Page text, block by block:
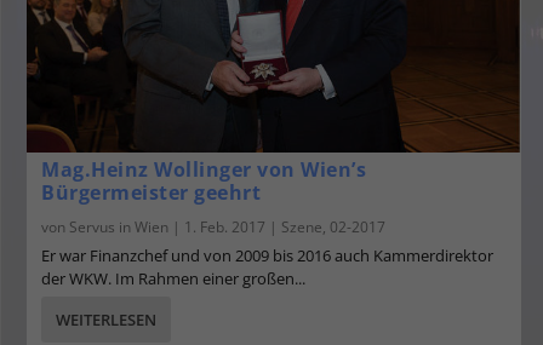
Mag.Heinz Wollinger von Wien’s
Bürgermeister geehrt
von Servus in Wien | 1. Feb. 2017 | Szene, 02-2017
Er war Finanzchef und von 2009 bis 2016 auch Kammerdirektor
der WKW. Im Rahmen einer großen...
WEITERLESEN